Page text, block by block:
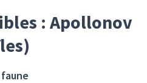
: Apollonov